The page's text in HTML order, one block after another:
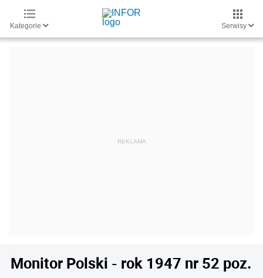
Kategorie Serwisy
Monitor Polski - rok 1947 nr 52 poz.